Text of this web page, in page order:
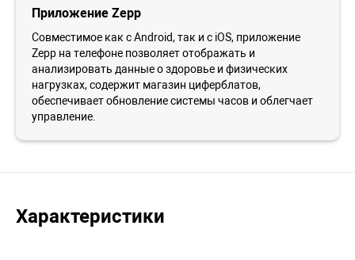
Приложение Zepp
Совместимое как с Android, так и с iOS, приложение
Zepp на телефоне позволяет отображать и
анализировать данные о здоровье и физических
нагрузках, содержит магазин циферблатов,
обеспечивает обновление системы часов и облегчает
управление.
Характеристики